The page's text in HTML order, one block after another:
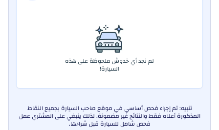
لم نجد أي خدوش ملحوظة على هذه
السيارة!
تنبيه: تم إجراء فحص أساسي في موقع صاحب السيارة بجميع النقاط
المذكورة أعلاه فقط والنتائج غير مضمونة. لذلك ينبغي على المشتري عمل
فحص شامل للسيارة قبل شراءها.